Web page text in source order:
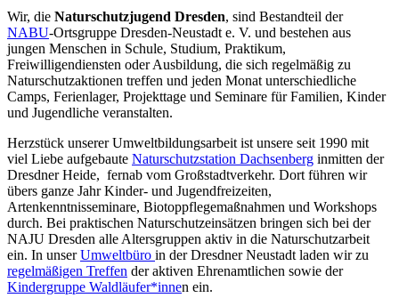
Wir, die Naturschutzjugend Dresden, sind Bestandteil der
NABU-Ortsgruppe Dresden-Neustadt e. V. und bestehen aus
jungen Menschen in Schule, Studium, Praktikum,
Freiwilligendiensten oder Ausbildung, die sich regelmäßig zu
Naturschutzaktionen treffen und jeden Monat unterschiedliche
Camps, Ferienlager, Projekttage und Seminare für Familien, Kinder
und Jugendliche veranstalten.
Herzstück unserer Umweltbildungsarbeit ist unsere seit 1990 mit
viel Liebe aufgebaute Naturschutzstation Dachsenberg inmitten der
Dresdner Heide, fernab vom Großstadtverkehr. Dort führen wir
übers ganze Jahr Kinder- und Jugendfreizeiten,
Artenkenntnisseminare, Biotoppflegemaßnahmen und Workshops
durch. Bei praktischen Naturschutzeinsätzen bringen sich bei der
NAJU Dresden alle Altersgruppen aktiv in die Naturschutzarbeit
ein. In unserUmweltbüro in der Dresdner Neustadt laden wir zu
regelmäßigen Treffen der aktiven Ehrenamtlichen sowie der
Kindergruppe Waldläufer*innen ein.